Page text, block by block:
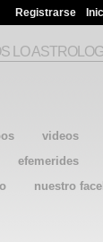
Registrarse
videos
efemerides
nuestro
LO